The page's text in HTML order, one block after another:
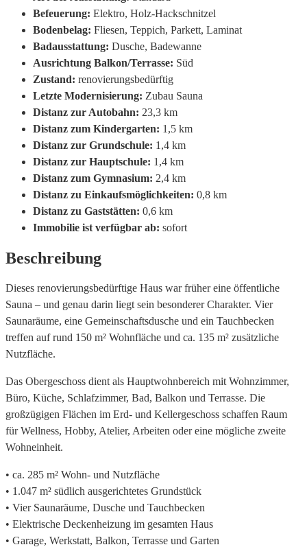
Befeuerung: Elektro, Holz-Hackschnitzel
Bodenbelag: Fliesen, Teppich, Parkett, Laminat
Badausstattung: Dusche, Badewanne
Ausrichtung Balkon/Terrasse: Süd
Zustand: renovierungsbedürftig
Letzte Modernisierung: Zubau Sauna
Distanz zur Autobahn: 23,3 km
Distanz zum Kindergarten: 1,5 km
Distanz zur Grundschule: 1,4 km
Distanz zur Hauptschule: 1,4 km
Distanz zum Gymnasium: 2,4 km
Distanz zu Einkaufsmöglichkeiten: 0,8 km
Distanz zu Gaststätten: 0,6 km
Immobilie ist verfügbar ab: sofort
Beschreibung
Dieses renovierungsbedürftige Haus war früher eine öffentliche
Sauna – und genau darin liegt sein besonderer Charakter. Vier
Saunaräume, eine Gemeinschaftsdusche und ein Tauchbecken
treffen auf rund 150 m² Wohnfläche und ca. 135 m² zusätzliche
Nutzfläche.
Das Obergeschoss dient als Hauptwohnbereich mit Wohnzimmer,
Büro, Küche, Schlafzimmer, Bad, Balkon und Terrasse. Die
großzügigen Flächen im Erd- und Kellergeschoss schaffen Raum
für Wellness, Hobby, Atelier, Arbeiten oder eine mögliche zweite
Wohneinheit.
• ca. 285 m² Wohn- und Nutzfläche
• 1.047 m² südlich ausgerichtetes Grundstück
• Vier Saunaräume, Dusche und Tauchbecken
• Elektrische Deckenheizung im gesamten Haus
• Garage, Werkstatt, Balkon, Terrasse und Garten